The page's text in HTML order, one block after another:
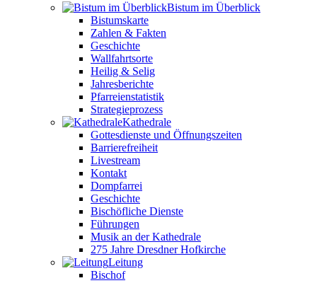
Bistum im Überblick
Bistumskarte
Zahlen & Fakten
Geschichte
Wallfahrtsorte
Heilig & Selig
Jahresberichte
Pfarreienstatistik
Strategieprozess
Kathedrale
Gottesdienste und Öffnungszeiten
Barrierefreiheit
Livestream
Kontakt
Dompfarrei
Geschichte
Bischöfliche Dienste
Führungen
Musik an der Kathedrale
275 Jahre Dresdner Hofkirche
Leitung
Bischof